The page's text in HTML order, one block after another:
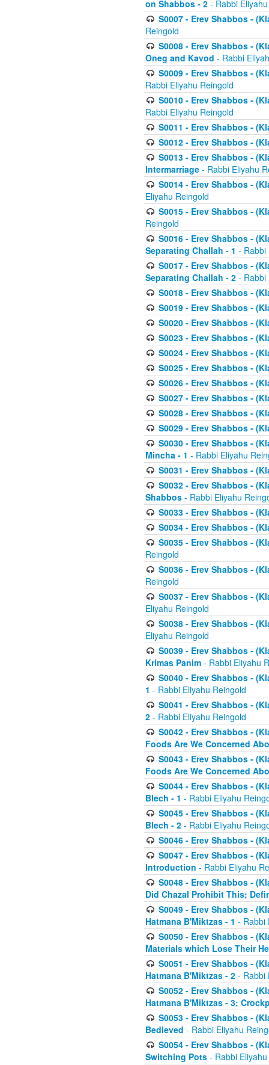
on Shabbos - 2 - Rabbi
S0007 - Erev Shabbos -
Reingold
S0008 - Erev Shabbos -
Oneg and Kavod - Rabbi
S0009 - Erev Shabbos -
Rabbi Eliyahu Reingold
S0010 - Erev Shabbos -
Rabbi Eliyahu Reingold
S0011 - Erev Shabbos -
S0012 - Erev Shabbos -
S0013 - Erev Shabbos -
Intermarriage - Rabbi Eliyahu
S0014 - Erev Shabbos -
Eliyahu Reingold
S0015 - Erev Shabbos -
Reingold
S0016 - Erev Shabbos -
Separating Challah - 1 - Rabbi
S0017 - Erev Shabbos -
Separating Challah - 2 - Rabbi
S0018 - Erev Shabbos -
S0019 - Erev Shabbos -
S0020 - Erev Shabbos -
S0023 - Erev Shabbos -
S0024 - Erev Shabbos -
S0025 - Erev Shabbos -
S0026 - Erev Shabbos -
S0027 - Erev Shabbos -
S0028 - Erev Shabbos -
S0029 - Erev Shabbos -
S0030 - Erev Shabbos -
Mincha - 1 - Rabbi Eliyahu
S0031 - Erev Shabbos -
S0032 - Erev Shabbos -
Shabbos - Rabbi Eliyahu
S0033 - Erev Shabbos -
S0034 - Erev Shabbos -
S0035 - Erev Shabbos -
Reingold
S0036 - Erev Shabbos -
Reingold
S0037 - Erev Shabbos -
Eliyahu Reingold
S0038 - Erev Shabbos -
Eliyahu Reingold
S0039 - Erev Shabbos -
Krimas Panim - Rabbi Eliyahu
S0040 - Erev Shabbos -
1 - Rabbi Eliyahu Reingold
S0041 - Erev Shabbos -
2 - Rabbi Eliyahu Reingold
S0042 - Erev Shabbos -
Foods Are We Concerned
S0043 - Erev Shabbos -
Foods Are We Concerned
S0044 - Erev Shabbos -
Blech - 1 - Rabbi Eliyahu
S0045 - Erev Shabbos -
Blech - 2 - Rabbi Eliyahu
S0046 - Erev Shabbos -
S0047 - Erev Shabbos -
Introduction - Rabbi Eliyahu
S0048 - Erev Shabbos -
Did Chazal Prohibit This;
S0049 - Erev Shabbos -
Hatmana B'Miktzas - 1 - Rabbi
S0050 - Erev Shabbos -
Materials which Lose Their
S0051 - Erev Shabbos -
Hatmana B'Miktzas - 2 - Rabbi
S0052 - Erev Shabbos -
Hatmana B'Miktzas - 3;
S0053 - Erev Shabbos -
Bedieved - Rabbi Eliyahu
S0054 - Erev Shabbos -
Switching Pots - Rabbi